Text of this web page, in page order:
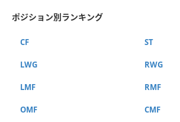
ポジション別ランキング
CF ST
LWG RWG
LMF RMF
OMF CMF